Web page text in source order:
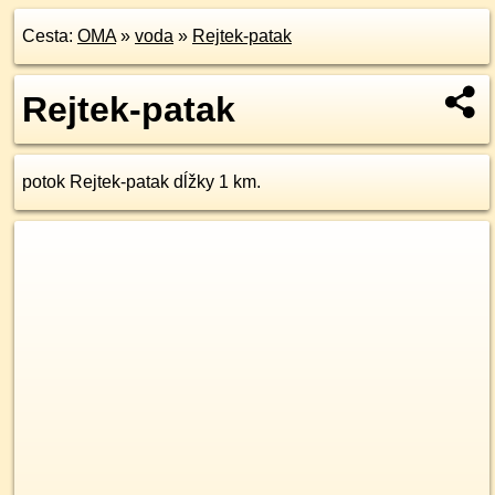
Cesta: OMA» voda » Rejtek-patak
Rejtek-patak
potok Rejtek-patak dĺžky 1 km.